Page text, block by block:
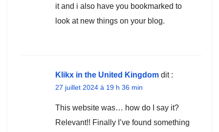
it and i also have you bookmarked to
look at new things on your blog.
Klikx in the United Kingdom dit :
27 juillet 2024 à 19 h 36 min
This website was… how do I say it?
Relevant!! Finally I’ve found something